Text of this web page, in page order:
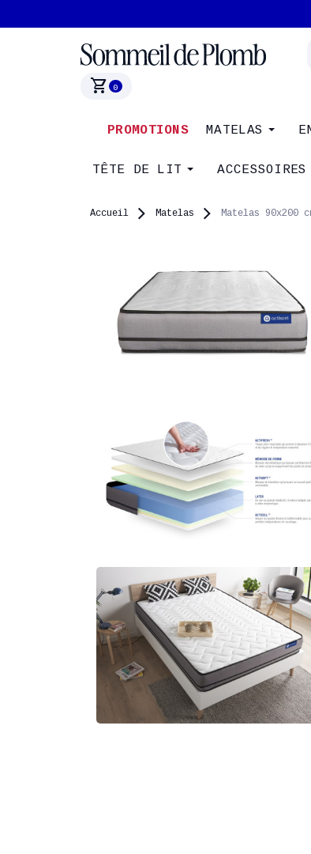
shopping_cart
0
PROMOTIONS MATELAS
TÊTE DE LIT ACCESSOIRES
Accueil Matelas Matelas 90x200